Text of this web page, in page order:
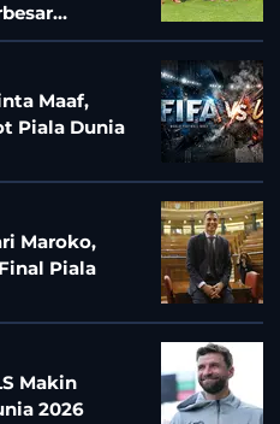
Maaf,
Piala Dunia
Maroko,
Piala
Makin
2026